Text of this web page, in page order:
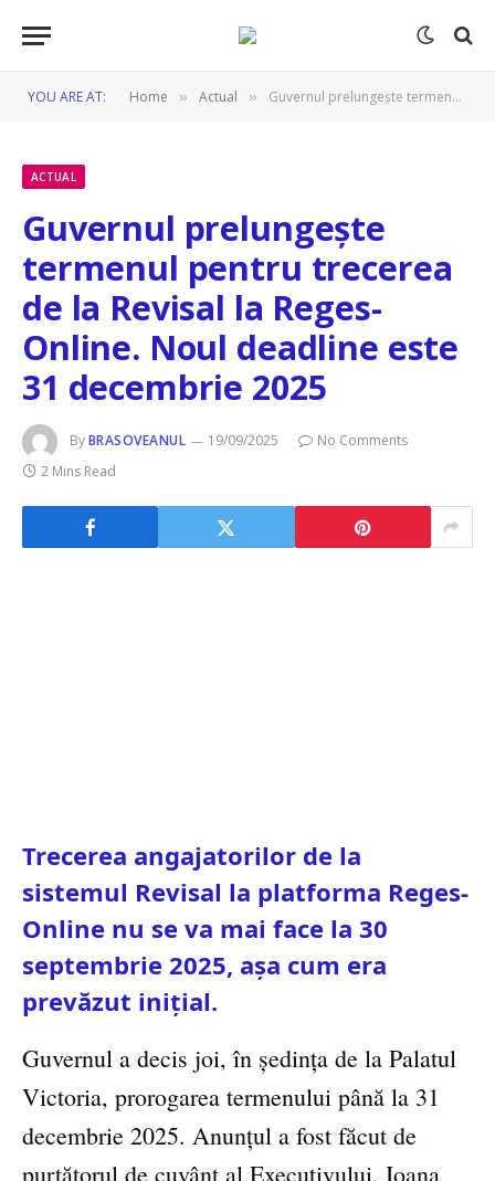
YOU ARE AT: Home » Actual » Guvernul prelungește termenul pentru trecerea de la Revisal la Reges-Online. Noul deadline este 31 decembrie 2025
ACTUAL
Guvernul prelungește
termenul pentru trecerea
de la Revisal la Reges-
Online. Noul deadline este
31 decembrie 2025
ByBRASOVEANUL 19/09/2025
No Comments
2 Mins Read
Trecerea angajatorilor de la
sistemul Revisal la platforma Reges-
Online nu se va mai face la 30
septembrie 2025, așa cum era
prevăzut inițial.
Guvernul a decis joi, în ședința de la Palatul
Victoria, prorogarea termenului până la 31
decembrie 2025. Anunțul a fost făcut de
purtătorul de cuvânt al Executivului, Ioana